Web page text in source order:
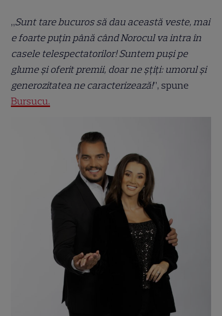
„Sunt tare bucuros să dau această veste, mai
e foarte puțin până când Norocul va intra în
casele telespectatorilor! Suntem puși pe
glume și oferit premii, doar ne șțiți: umorul și
generozitatea ne caracterizează!”, spune
Bursucu.